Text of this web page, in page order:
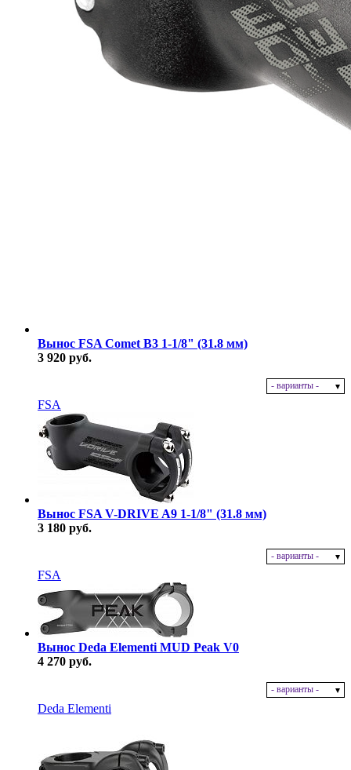
Вынос FSA Comet B3 1-1/8" (31.8 мм)
3 920 руб.
- варианты -
FSA
Вынос FSA V-DRIVE A9 1-1/8" (31.8 мм)
3 180 руб.
- варианты -
FSA
Вынос Deda Elementi MUD Peak V0
4 270 руб.
- варианты -
Deda Elementi